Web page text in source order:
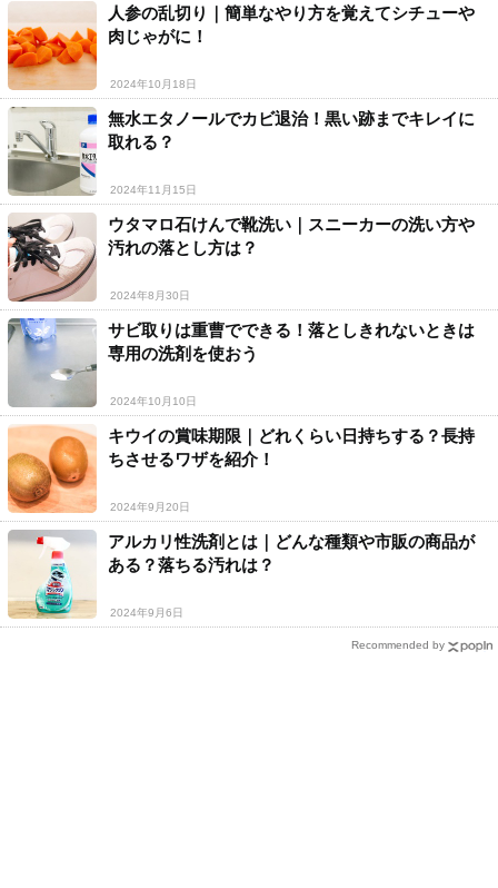
人参の乱切り｜簡単なやり方を覚えてシチューや
肉じゃがに！
2024年10月18日
無水エタノールでカビ退治！黒い跡までキレイに
取れる？
2024年11月15日
ウタマロ石けんで靴洗い｜スニーカーの洗い方や
汚れの落とし方は？
2024年8月30日
サビ取りは重曹でできる！落としきれないときは
専用の洗剤を使おう
2024年10月10日
キウイの賞味期限｜どれくらい日持ちする？長持
ちさせるワザを紹介！
2024年9月20日
アルカリ性洗剤とは｜どんな種類や市販の商品が
ある？落ちる汚れは？
2024年9月6日
Recommended by